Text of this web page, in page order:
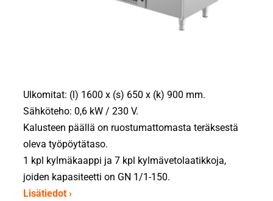
Ulkomitat: (l) 1600 x (s) 650 x (k) 900 mm.
Sähköteho: 0,6 kW / 230 V.
Kalusteen päällä on ruostumattomasta teräksestä
oleva työpöytätaso.
1 kpl kylmäkaappi ja 7 kpl kylmävetolaatikkoja,
joiden kapasiteetti on GN 1/1-150.
Lisätiedot ›